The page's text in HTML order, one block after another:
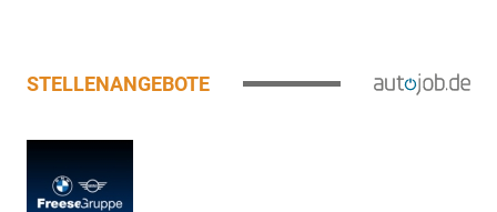
STELLENANGEBOTE